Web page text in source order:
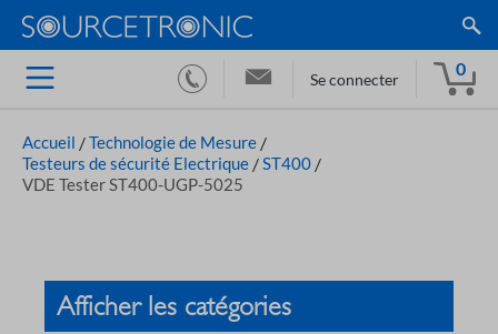
Se connecter
0
Accueil /Technologie de Mesure /
Testeurs de sécurité Electrique /ST400 /
VDE Tester ST400-UGP-5025
Afficher les catégories